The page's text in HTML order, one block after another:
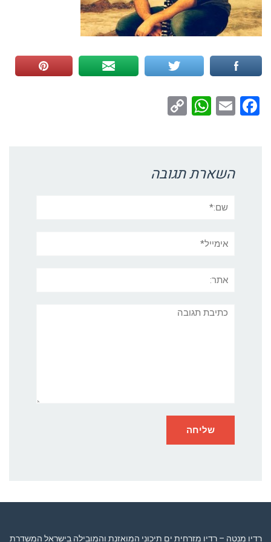
Facebook
Email
WhatsApp
השארת תגובה
תגובה
רדיו מנטה – רדיו מזרחית ים תיכוני המואזנת והמובילה בישראל המשדרת